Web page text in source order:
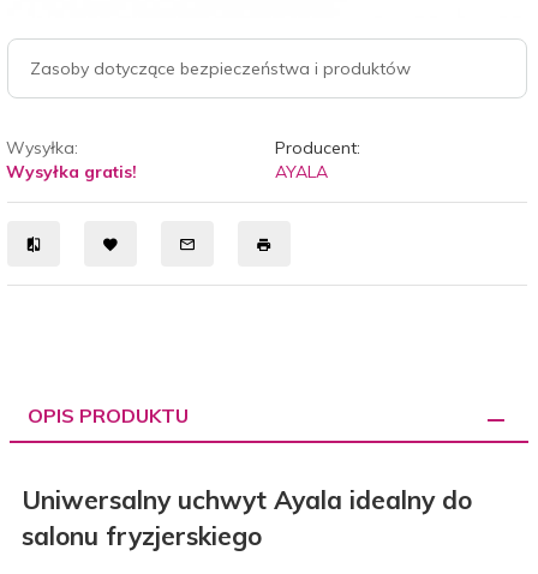
Zasoby dotyczące bezpieczeństwa i produktów
Wysyłka:
Wysyłka gratis!
Producent:
AYALA
OPIS PRODUKTU
Uniwersalny uchwyt Ayala idealny do
salonu fryzjerskiego